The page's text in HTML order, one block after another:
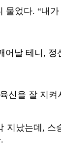
었다. “내가
날 테니,
을 잘 지켜
났는데,